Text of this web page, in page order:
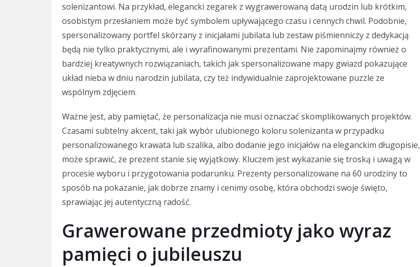
solenizantowi. Na przykład, elegancki zegarek z wygrawerowaną datą urodzin lub krótkim,
osobistym przesłaniem może być symbolem upływającego czasu i cennych chwil. Podobnie,
spersonalizowany portfel skórzany z inicjałami jubilata lub zestaw piśmienniczy z dedykacją
będą nie tylko praktycznymi, ale i wyrafinowanymi prezentami. Nie zapominajmy również o
bardziej kreatywnych rozwiązaniach, takich jak spersonalizowane mapy gwiazd pokazujące
układ nieba w dniu narodzin jubilata, czy też indywidualnie zaprojektowane puzzle ze
wspólnym zdjęciem.
Ważne jest, aby pamiętać, że personalizacja nie musi oznaczać skomplikowanych projektów.
Czasami subtelny akcent, taki jak wybór ulubionego koloru solenizanta w przypadku
personalizowanego krawata lub szalika, albo dodanie jego inicjałów na eleganckim długopisie,
może sprawić, że prezent stanie się wyjątkowy. Kluczem jest wykazanie się troską i uwagą w
procesie wyboru i przygotowania podarunku. Prezenty personalizowane na 60 urodziny to
sposób na pokazanie, jak dobrze znamy i cenimy osobę, która obchodzi swoje święto,
sprawiając jej autentyczną radość.
Grawerowane przedmioty jako wyraz
pamięci o jubileuszu